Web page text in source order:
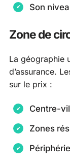
Son
Zone de
La géographie
d’assurance.
sur le prix :
Centre-
Zones